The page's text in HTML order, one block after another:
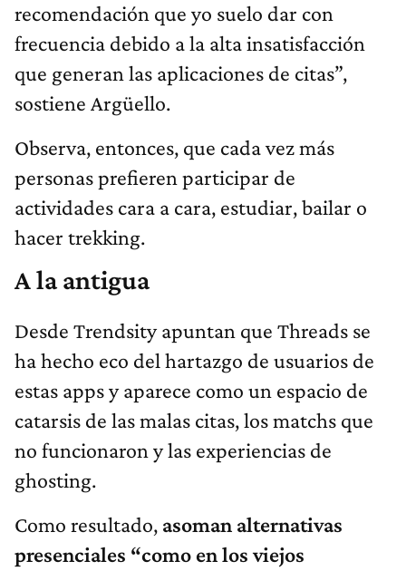
recomendación que yo suelo dar con
frecuencia debido a la alta insatisfacción
que generan las aplicaciones de citas”,
sostiene Argüello.
Observa, entonces, que cada vez más
personas prefieren participar de
actividades cara a cara, estudiar, bailar o
hacer trekking.
A la antigua
Desde Trendsity apuntan que Threads se
ha hecho eco del hartazgo de usuarios de
estas apps y aparece como un espacio de
catarsis de las malas citas, los matchs que
no funcionaron y las experiencias de
ghosting.
Como resultado, asoman alternativas
presenciales “como en los viejos